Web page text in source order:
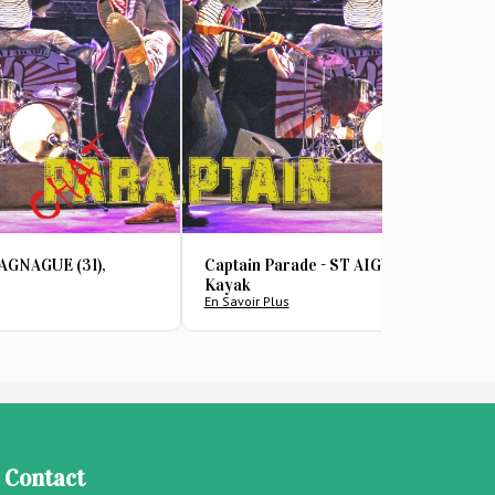
(31),
Captain Parade - ST AIGULIN (17), Le
Kayak
En Savoir Plus
Contact